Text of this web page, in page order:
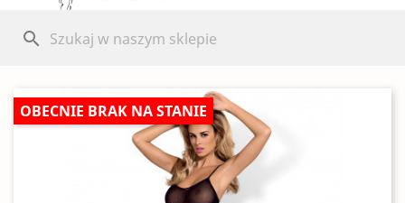
search
OBECNIE BRAK NA STANIE